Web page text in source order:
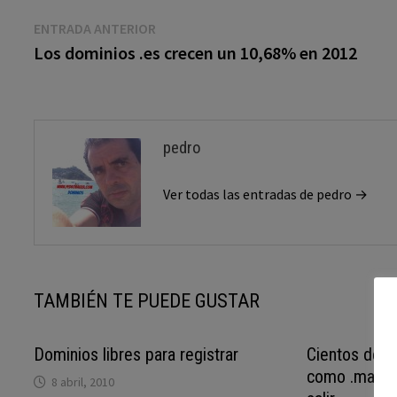
Navegación
de
ENTRADA ANTERIOR
anterior:
Los dominios .es crecen un 10,68% en 2012
pedro
Ver todas las entradas de pedro →
TAMBIÉN TE PUEDE GUSTAR
Dominios libres para registrar
8 abril, 2010
Cientos de
como